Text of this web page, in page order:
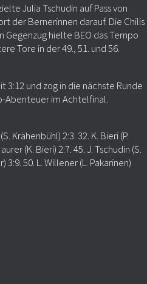
Julia Tschudin auf Pass von
der Bernerinnen darauf. Die Chilis
hielte BEO das Tempo
Tore in der 49., 51. und 56.
3:12 und zog in die nächste Runde
Abenteuer im Achtelfinal.
Krähenbühl) 2:3. 32. K. Bieri (P.
(K. Bieri) 2:7. 45. J. Tschudin (S.
50. L. Willener (L. Pakarinen)